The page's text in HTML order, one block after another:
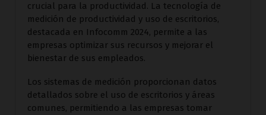
crucial para la productividad. La tecnología de
medición de productividad y uso de escritorios,
destacada en Infocomm 2024, permite a las
empresas optimizar sus recursos y mejorar el
bienestar de sus empleados.
Los sistemas de medición proporcionan datos
detallados sobre el uso de escritorios y áreas
comunes, permitiendo a las empresas tomar